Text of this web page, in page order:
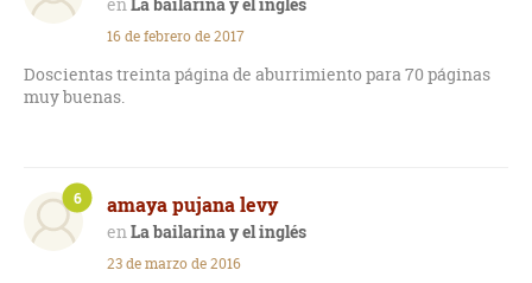
16 de febrero de 2017
Doscientas treinta página de aburrimiento para 70 páginas
muy buenas.
amaya pujana levy
La bailarina y el inglés
6
23 de marzo de 2016